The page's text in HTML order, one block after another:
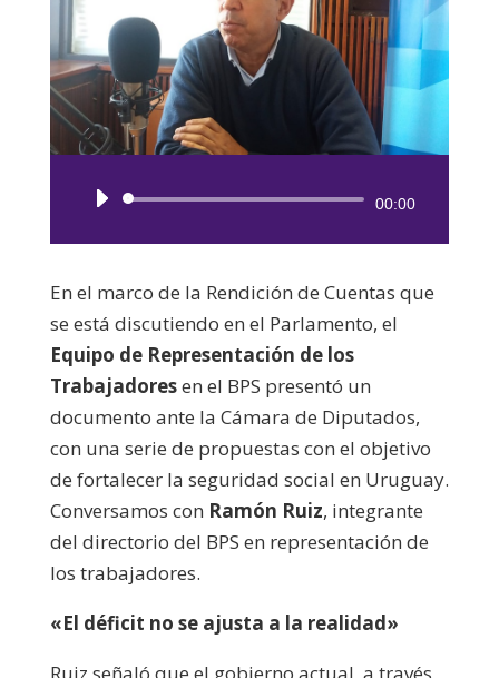
Reproductor
00:00
En el marco de la Rendición de Cuentas que
se está discutiendo en el Parlamento, el
Equipo de Representación de los
Trabajadoresen el BPS presentó un
documento ante la Cámara de Diputados,
con una serie de propuestas con el objetivo
de fortalecer la seguridad social en Uruguay.
Conversamos con Ramón Ruiz, integrante
del directorio del BPS en representación de
los trabajadores.
«El déficit no se ajusta a la realidad»
Ruiz señaló que el gobierno actual, a través